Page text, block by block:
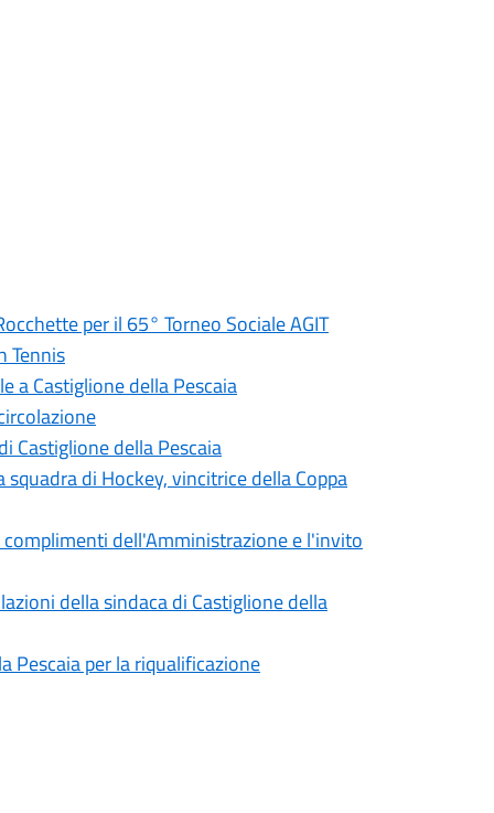
per il 65° Torneo Sociale AGIT
Tennis
a Castiglione della Pescaia
Castiglione della Pescaia
di Hockey, vincitrice della Coppa
complimenti dell'Amministrazione e l'invito
della sindaca di Castiglione della
Pescaia per la riqualificazione